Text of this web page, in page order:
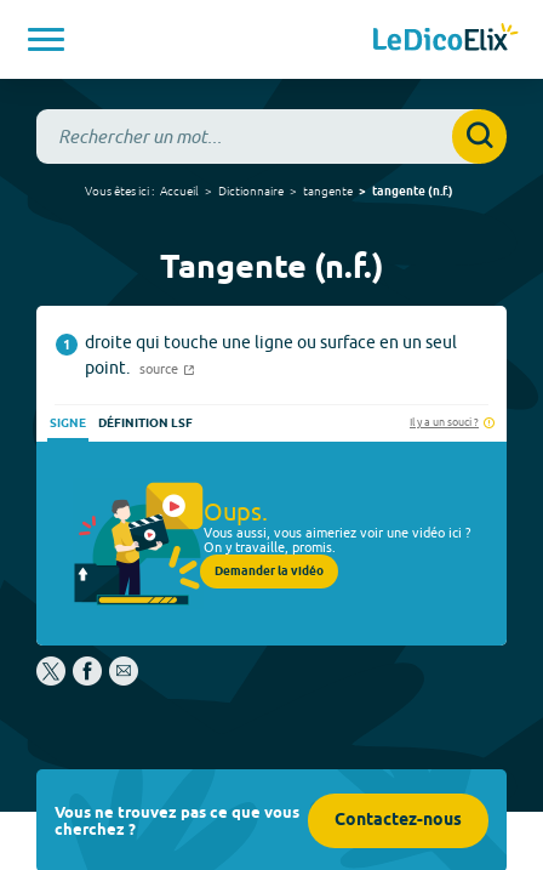
Vous êtes ici : Accueil Dictionnaire tangente tangente(n.f.)
Tangente (n.f.)
1
droite qui touche une ligne ou surface en un seul
point.
source
SIGNE DÉFINITION LSF Il y a un souci ?
Oups.
Vous aussi, vous aimeriez voir une vidéo ici ?
On y travaille, promis.
Demander la vidéo
Vous ne trouvez pas ce que vous
cherchez ? Contactez-nous